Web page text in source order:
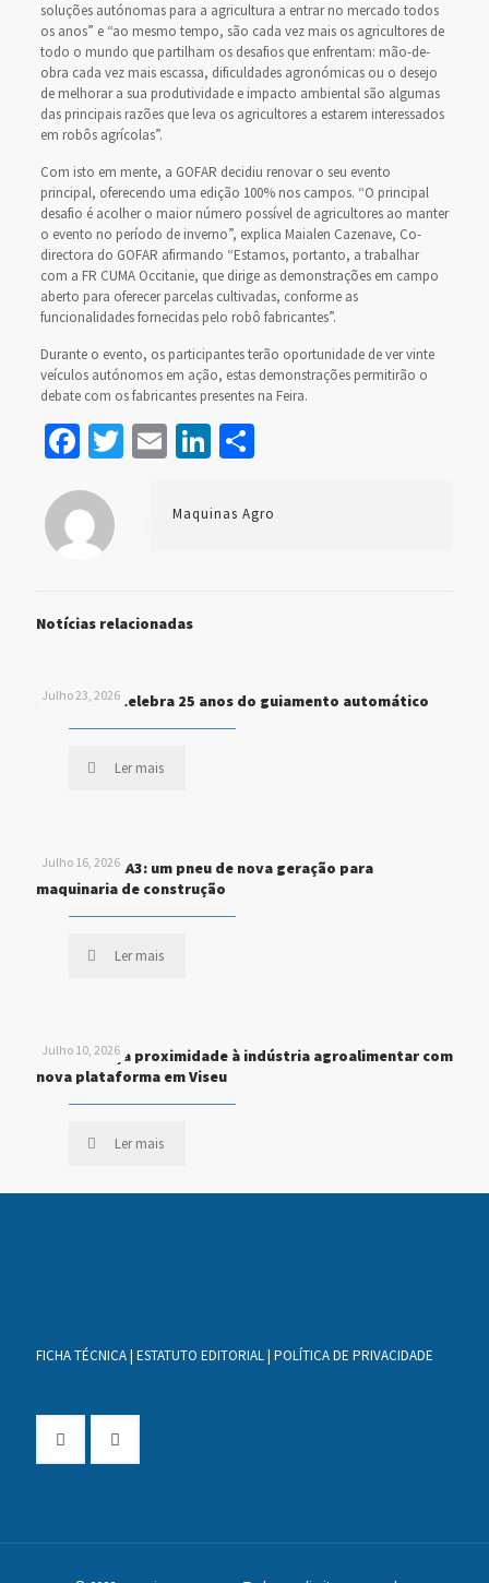
soluções autónomas para a agricultura a entrar no mercado todos
os anos” e “ao mesmo tempo, são cada vez mais os agricultores de
todo o mundo que partilham os desafios que enfrentam: mão-de-
obra cada vez mais escassa, dificuldades agronómicas ou o desejo
de melhorar a sua produtividade e impacto ambiental são algumas
das principais razões que leva os agricultores a estarem interessados
em robôs agrícolas”.
Com isto em mente, a GOFAR decidiu renovar o seu evento
principal, oferecendo uma edição 100% nos campos. “O principal
desafio é acolher o maior número possível de agricultores ao manter
o evento no período de inverno”, explica Maialen Cazenave, Co-
directora do GOFAR afirmando “Estamos, portanto, a trabalhar
com a FR CUMA Occitanie, que dirige as demonstrações em campo
aberto para oferecer parcelas cultivadas, conforme as
funcionalidades fornecidas pelo robô fabricantes”.
Durante o evento, os participantes terão oportunidade de ver vinte
veículos autónomos em ação, estas demonstrações permitirão o
debate com os fabricantes presentes na Feira.
Facebook
Twitter
EmailLinkedIn
Share
Maquinas Agro
Notícias relacionadas
Julho 23, 2026
John Deere celebra 25 anos do guiamento automático
Ler mais
Julho 16, 2026
MICHELIN XHA3: um pneu de nova geração para
maquinaria de construção
Ler mais
Julho 10, 2026
STEF reforça proximidade à indústria agroalimentar com
nova plataforma em Viseu
Ler mais
FICHA TÉCNICA| ESTATUTO EDITORIAL| POLÍTICA DE PRIVACIDADE